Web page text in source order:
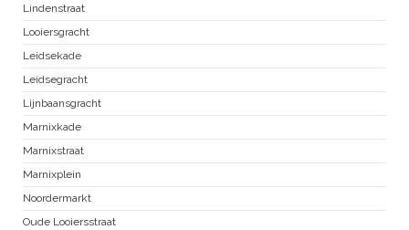
Lindenstraat
Looiersgracht
Leidsekade
Leidsegracht
Lijnbaansgracht
Marnixkade
Marnixstraat
Marnixplein
Noordermarkt
Oude Looiersstraat